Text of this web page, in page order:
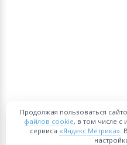
Продолжая пользоваться
файлов cookie, в том числе с
сервиса «Яндекс Метрика».